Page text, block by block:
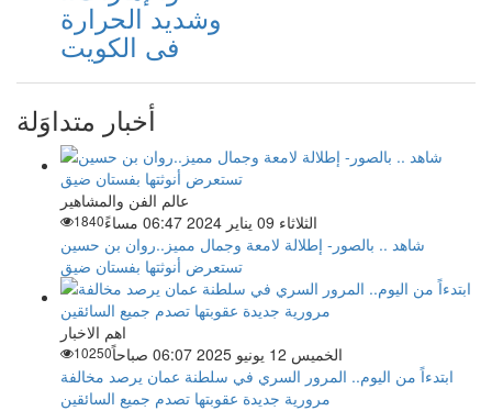
وشديد الحرارة
فى الكويت
أخبار متداوَلة
عالم الفن والمشاهير
الثلاثاء 09 يناير 2024 06:47 مساءً
1840
شاهد .. بالصور- إطلالة لامعة وجمال مميز..روان بن حسين
تستعرض أنوثتها بفستان ضيق
اهم الاخبار
الخميس 12 يونيو 2025 06:07 صباحاً
10250
ابتدءاً من اليوم.. المرور السري في سلطنة عمان يرصد مخالفة
مرورية جديدة عقوبتها تصدم جميع السائقين